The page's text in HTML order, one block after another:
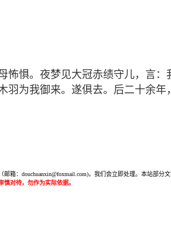
惧。夜梦见大冠赤绩守儿，言
为我御来。遂俱去。后二十余
：douchuanxin@foxmail.com)，我们会立即处理。本站部
对待，勿作为实际依据。